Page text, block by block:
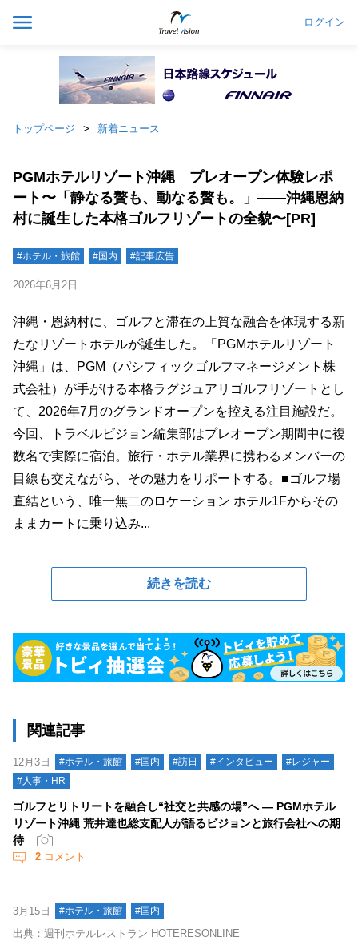
ログイン
トップページ 新着ニュース
PGMホテルリゾート沖縄 プレオープン体験レポ
ート〜「静なる贅も、動なる贅も。」——沖縄恩納
村に誕生した本格ゴルフリゾートの全貌〜[PR]
#ホテル・旅館 #国内 #記事広告
2026年6月2日
沖縄・恩納村に、ゴルフと滞在の上質な融合を体現する新
たなリゾートホテルが誕生した。「PGMホテルリゾート
沖縄」は、PGM（パシフィックゴルフマネージメント株
式会社）が手がける本格ラグジュアリゴルフリゾートとし
て、2026年7月のグランドオープンを控える注目施設だ。
今回、トラベルビジョン編集部はプレオープン期間中に複
数名で実際に宿泊。旅行・ホテル業界に携わるメンバーの
目線も交えながら、その魅力をリポートする。■ゴルフ場
直結という、唯一無二のロケーション ホテル1Fからその
ままカートに乗り込み...
続きを読む
関連記事
12月3日 #ホテル・旅館 #国内 #訪日 #インタビュー
#レジャー
#人事・HR
ゴルフとリトリートを融合し“社交と共感の場”へ ― PGMホテル
リゾート沖縄 荒井達也総支配人が語るビジョンと旅行会社への期
待
2 コメント
3月15日 #ホテル・旅館 #国内
出典：週刊ホテルレストラン HOTERESONLINE